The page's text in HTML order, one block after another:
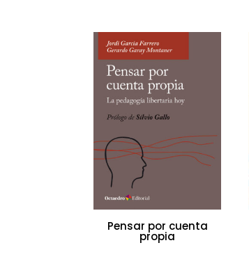
Pensar por cuenta
propia